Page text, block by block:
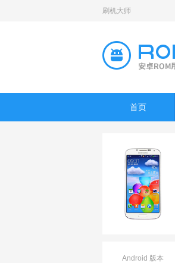
刷机大师
首页
Android 版本